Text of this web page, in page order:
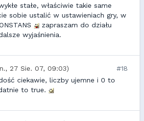
stałe, właściwie takie same
sobie ustalić w ustawieniach gry, w
zapraszam do działu
wyjaśnienia.
27 Sie. 07, 09:03)
#18
ciekawie, liczby ujemne i 0 to
to true.